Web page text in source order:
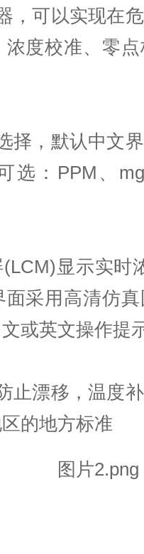
，可以实现在
度校准、零
择，默认中文
选：PPM、
显示实时
采用高清仿
或英文操作提
止漂移，温度
的地方标准